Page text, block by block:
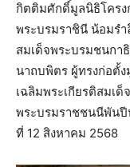
กิตติมศักดิ์มูลนิธิโครง
พระบรมราชินี น้อมร
สมเด็จพระบรมชนกา
นาถบพิตร ผู้ทรงก่อตั้ง
เฉลิมพระเกียรติสมเ
พระบรมราชชนนีพันปี
ที่ 12 สิงหาคม 2568